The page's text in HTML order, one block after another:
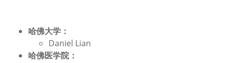
哈佛大学：
Daniel Lian
哈佛医学院：